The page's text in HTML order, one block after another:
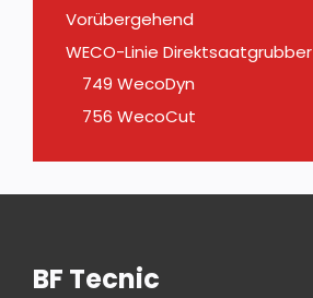
Vorübergehend
WECO-Linie Direktsaatgrubber
749 WecoDyn
756 WecoCut
BF Tecnic